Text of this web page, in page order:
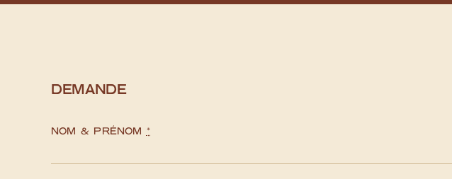
DEMANDE
NOM & PRÉNOM *